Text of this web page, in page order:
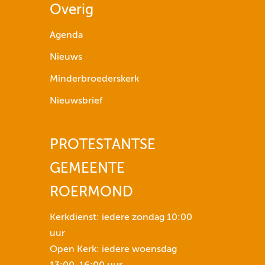
g
j
l
t
e
n
m
h
e
Overig
Agenda
Nieuws
Minderbroederskerk
Nieuwsbrief
PROTESTANTSE
GEMEENTE
ROERMOND
Kerkdienst: iedere zondag 10:00
uur
Open Kerk: iedere woensdag